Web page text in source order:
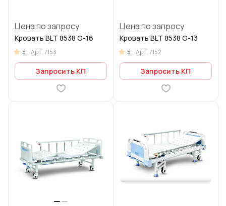
Цена по запросу
Кровать BLT 8538 G-16
5 Арт.7153
Запросить КП
Цена по запросу
Кровать BLT 8538 G-13
5 Арт.7152
Запросить КП